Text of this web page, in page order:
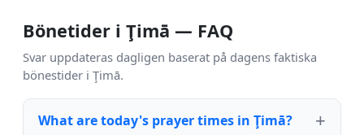
Bönetider i Ţimā — FAQ
Svar uppdateras dagligen baserat på dagens faktiska
bönestider i Ţimā.
What are today's prayer times in Ţimā?